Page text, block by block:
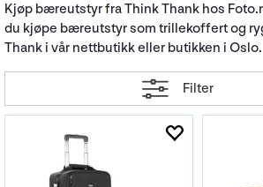
Kjøp bæreutstyr fra Think Thank hos
du kjøpe bæreutstyr som trillekoffert og
Thank i vår nettbutikk eller butikken i Oslo.
Filter